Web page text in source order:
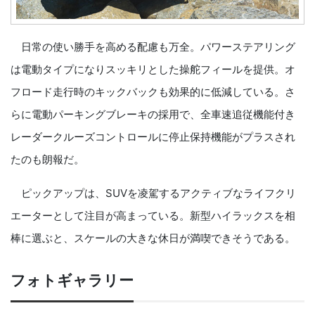
日常の使い勝手を高める配慮も万全。パワーステアリング
は電動タイプになりスッキリとした操舵フィールを提供。オ
フロード走行時のキックバックも効果的に低減している。さ
らに電動パーキングブレーキの採用で、全車速追従機能付き
レーダークルーズコントロールに停止保持機能がプラスされ
たのも朗報だ。
ピックアップは、SUVを凌駕するアクティブなライフクリ
エーターとして注目が高まっている。新型ハイラックスを相
棒に選ぶと、スケールの大きな休日が満喫できそうである。
フォトギャラリー